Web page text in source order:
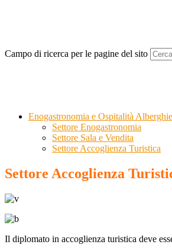
Campo di ricerca per le pagine del sito
Enogastronomia e Ospitalità
Settore Enogastronomia
Settore Sala e Vendita
Settore Accoglienza Turistica
Settore Accoglienza
Il diplomato in accoglienza turistica deve